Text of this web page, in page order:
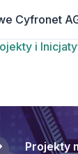
Cyfronet
i
Projekty